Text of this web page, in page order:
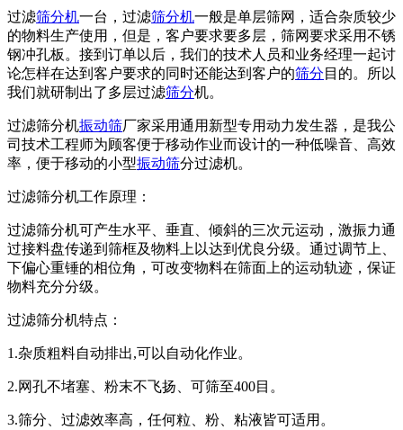
过滤筛分机一台，过滤筛分机一般是单层筛网，适合杂质较少
的物料生产使用，但是，客户要求要多层，筛网要求采用不锈
钢冲孔板。接到订单以后，我们的技术人员和业务经理一起讨
论怎样在达到客户要求的同时还能达到客户的筛分 目的。所以
我们就研制出了多层过滤筛分机。
过滤筛分机振动筛厂家采用通用新型专用动力发生器，是我公
司技术工程师为顾客便于移动作业而设计的一种低噪音、高效
率，便于移动的小型振动筛分过滤机。
过滤筛分机工作原理：
过滤筛分机可产生水平、垂直、倾斜的三次元运动，激振力通
过接料盘传递到筛框及物料上以达到优良分级。通过调节上、
下偏心重锤的相位角，可改变物料在筛面上的运动轨迹，保证
物料充分分级。
过滤筛分机特点：
1.杂质粗料自动排出,可以自动化作业。
2.网孔不堵塞、粉末不飞扬、可筛至400目。
3.筛分、过滤效率高，任何粒、粉、粘液皆可适用。